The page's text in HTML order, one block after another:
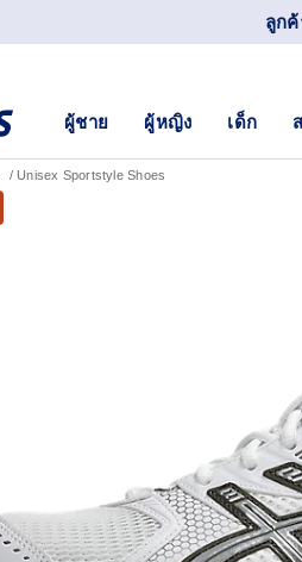
ลูก
ผู้ชาย ผู้หญิง เด็ก
Unisex Sportstyle Shoes